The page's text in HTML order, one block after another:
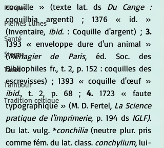
Plantes
Pleines Lunes
Santé
Stages
Tarot
Tambour
Tradition celtique
coquille » (texte lat. ds Du Cange :
coquilhia argenti) ; 1376 « id. »
(Inventaire, ibid. : Coquille d'argent) ; 3.
1393 « enveloppe dure d'un animal »
(Ménagier de Paris, éd. Soc. des
Bibliophiles fr., t. 2, p. 152 : coquilles des
ibid., t. 2, p. 68 ; 4. 1723 « faute
typographique » (M. D. Fertel, La Science
pratique de l'imprimerie, p. 194 ds IGLF).
Du lat. vulg. *conchilia (neutre plur. pris
comme fém. du lat. class. conchylium, lui-